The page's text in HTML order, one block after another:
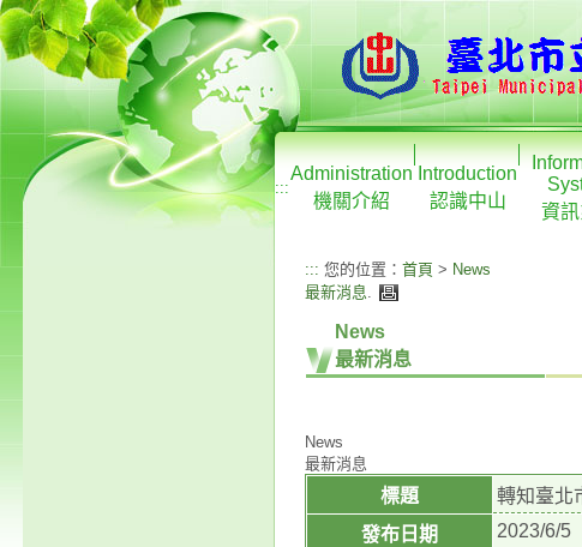
:::
Administration
機關介紹
Introduction
認識中山
資
::: 您的位置： 首頁 > News
最新消息.
News
最新消息
News
最新消息
標題
轉知臺北
發布日期
2023/6/5